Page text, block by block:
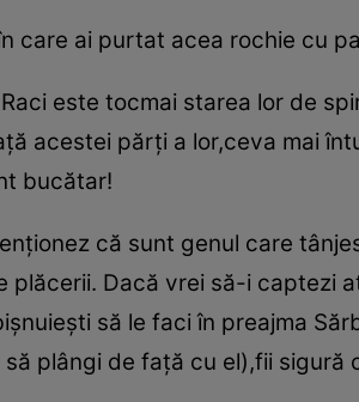
care ai purtat acea rochie cu
este tocmai starea lor de
acestei părţi a lor,ceva mai
bucătar!
că sunt genul care
plăcerii. Dacă vrei să-i
să le faci în preajma
plângi de faţă cu el),fii sigură